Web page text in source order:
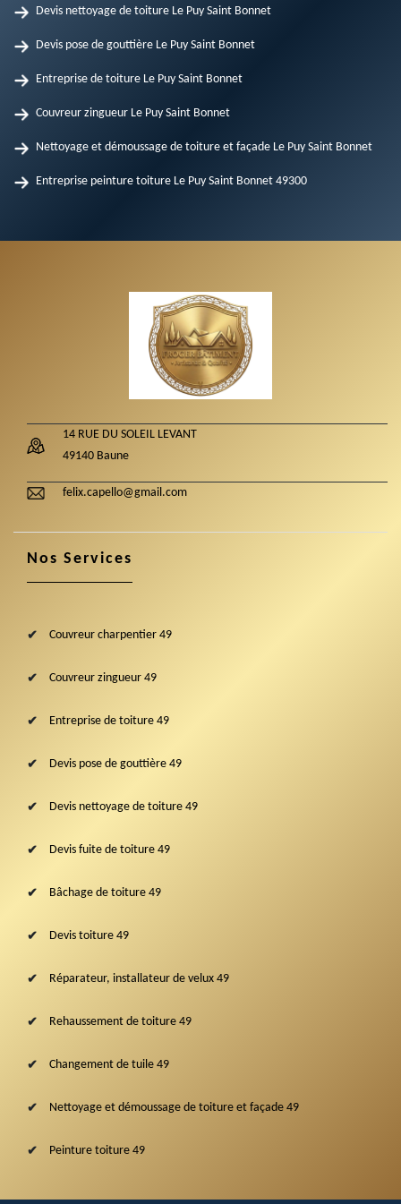
Devis nettoyage de toiture Le Puy Saint Bonnet
Devis pose de gouttière Le Puy Saint Bonnet
Entreprise de toiture Le Puy Saint Bonnet
Couvreur zingueur Le Puy Saint Bonnet
Nettoyage et démoussage de toiture et façade Le Puy Saint Bonnet
Entreprise peinture toiture Le Puy Saint Bonnet 49300
14 RUE DU SOLEIL LEVANT
49140 Baune
felix.capello@gmail.com
Nos Services
Couvreur charpentier 49
Couvreur zingueur 49
Entreprise de toiture 49
Devis pose de gouttière 49
Devis nettoyage de toiture 49
Devis fuite de toiture 49
Bâchage de toiture 49
Devis toiture 49
Réparateur, installateur de velux 49
Rehaussement de toiture 49
Changement de tuile 49
Nettoyage et démoussage de toiture et façade 49
Peinture toiture 49